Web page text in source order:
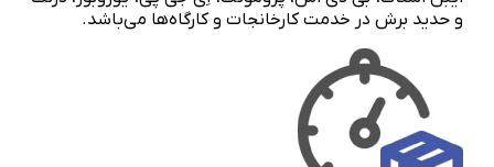
و حدید برش در خدمت کارخانجات و کارگاه‌ها می‌باشد.